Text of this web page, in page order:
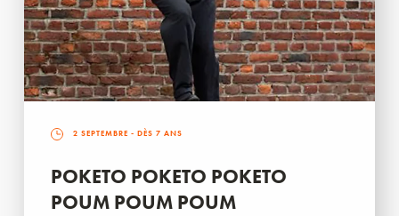
2 SEPTEMBRE - DÈS 7 ANS
POKETO POKETO POKETO
POUM POUM POUM